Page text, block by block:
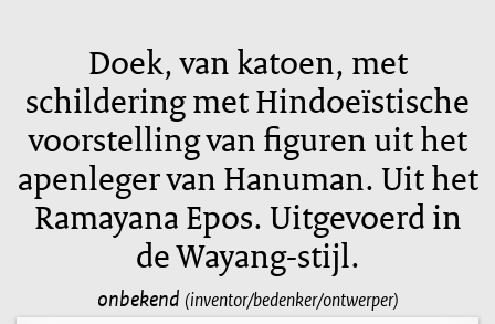
Doek, van katoen, met
schildering met Hindoeïstische
voorstelling van figuren uit het
apenleger van Hanuman. Uit het
Ramayana Epos. Uitgevoerd in
de Wayang-stijl.
onbekend (inventor/bedenker/ontwerper)